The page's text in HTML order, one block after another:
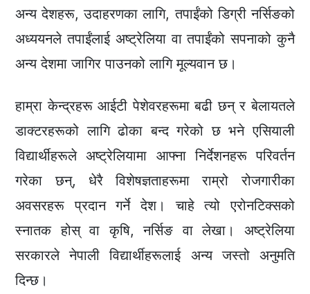
अन्य देशहरू, उदाहरणका लागि, तपाईंको डिग्री नर्सिङको
अध्ययनले तपाईंलाई अष्ट्रेलिया वा तपाईंको सपनाको कुनै
अन्य देशमा जागिर पाउनको लागि मूल्यवान छ।
हाम्रा केन्द्रहरू आईटी पेशेवरहरूमा बढी छन् र बेलायतले
डाक्टरहरूको लागि ढोका बन्द गरेको छ भने एसियाली
विद्यार्थीहरूले अष्ट्रेलियामा आफ्ना निर्देशनहरू परिवर्तन
गरेका छन्, धेरै विशेषज्ञताहरूमा राम्रो रोजगारीका
अवसरहरू प्रदान गर्ने देश। चाहे त्यो एरोनटिक्सको
स्नातक होस् वा कृषि, नर्सिङ वा लेखा। अष्ट्रेलिया
सरकारले नेपाली विद्यार्थीहरूलाई अन्य जस्तो अनुमति
दिन्छ।